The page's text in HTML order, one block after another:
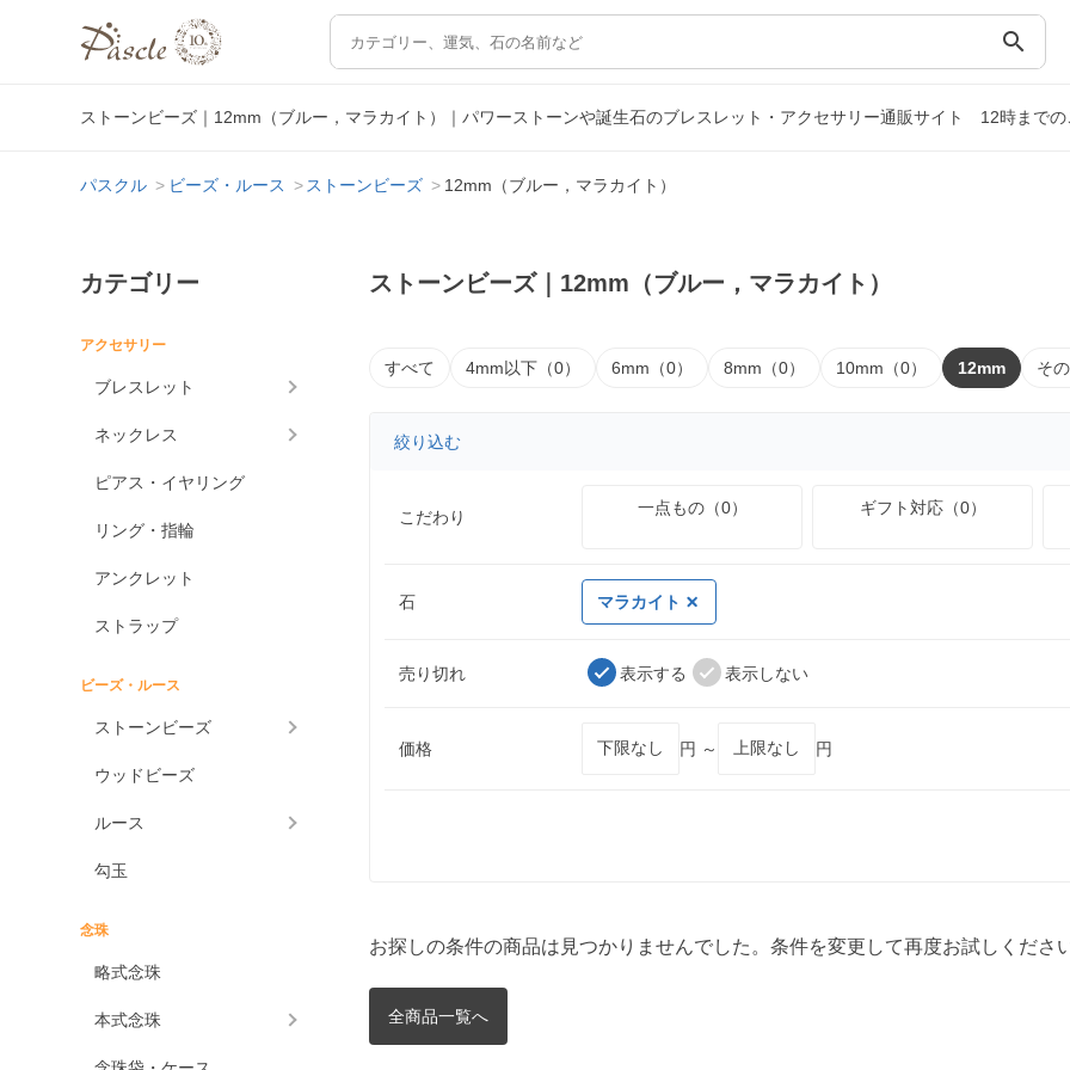
search
ストーンビーズ｜12mm（ブルー，マラカイト）｜パワーストーンや誕生石のブレスレット・アクセサリー通販サイト 12時まで
パスクル ビーズ・ルース ストーンビーズ 12mm（ブルー，マラカイト）
カテゴリー
アクセサリー
ブレスレット
ネックレス
ピアス・イヤリング
リング・指輪
アンクレット
ストラップ
ビーズ・ルース
ストーンビーズ
ウッドビーズ
ルース
勾玉
念珠
略式念珠
本式念珠
ストーンビーズ｜12mm（ブルー，マラカイト）
すべて 4mm以下（0） 6mm（0） 8mm（0） 10mm（0） 12mm そ
絞り込む
こだわり 一点もの（0） ギフト対応（0）
石 マラカイト
売り切れ 表示する 表示しない
価格 円 ～ 円
お探しの条件の商品は見つかりませんでした。条件を変更して再度お試しください
全商品一覧へ